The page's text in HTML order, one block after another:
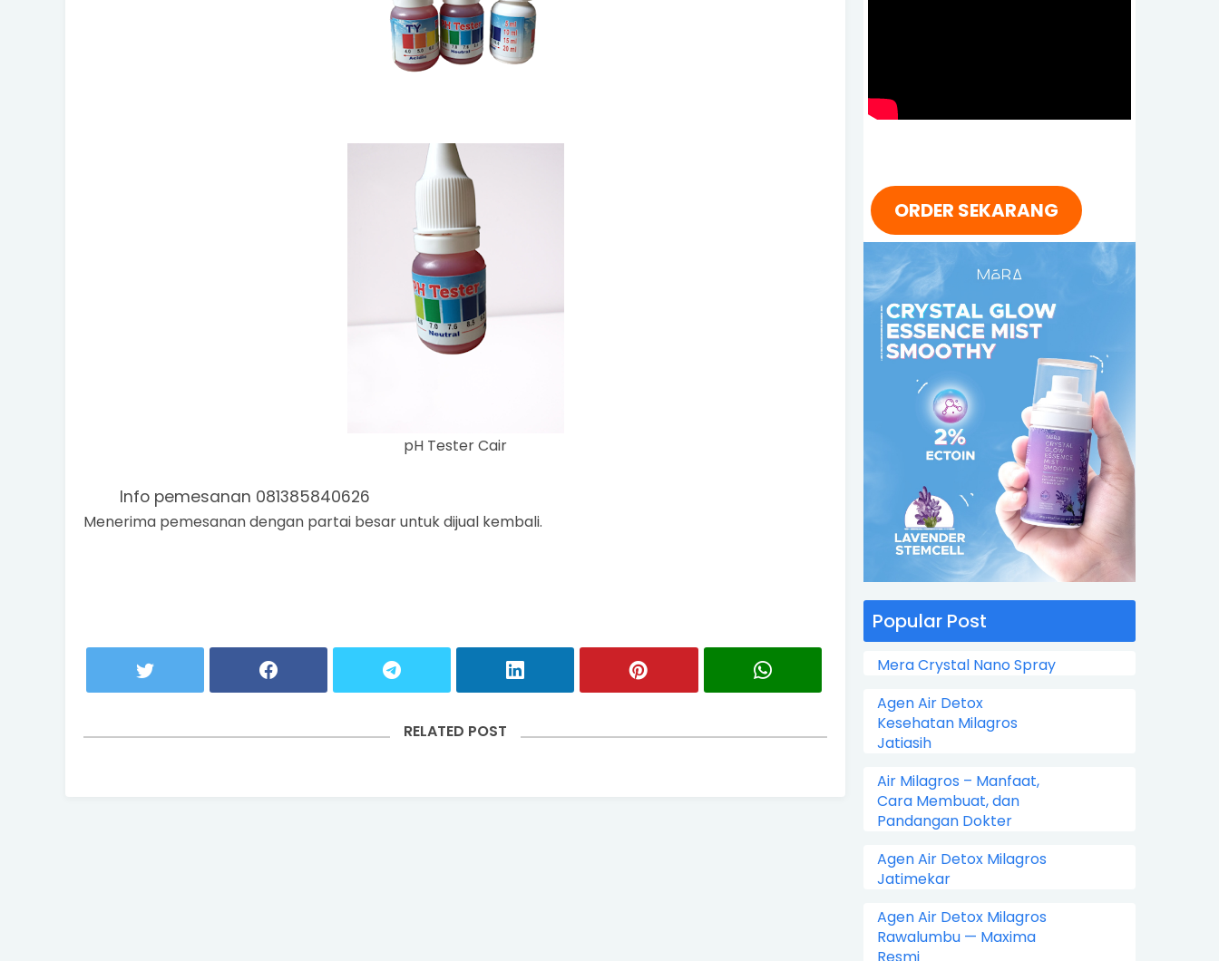
pH Tester Cair
Info pemesanan 081385840626
Menerima pemesanan dengan partai besar untuk dijual kembali.
RELATED POST
ORDER SEKARANG
Popular Post
Mera Crystal Nano Spray
Agen Air Detox
Kesehatan Milagros
Jatiasih
Air Milagros – Manfaat,
Cara Membuat, dan
Pandangan Dokter
Agen Air Detox Milagros
Jatimekar
Agen Air Detox Milagros
Rawalumbu — Maxima